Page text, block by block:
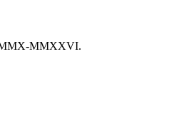
MMX-MMXXVI.